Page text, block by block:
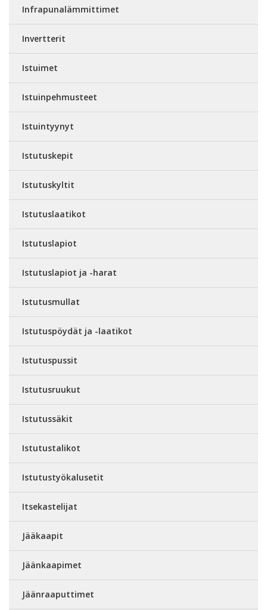
Infrapunalämmittimet
Invertterit
Istuimet
Istuinpehmusteet
Istuintyynyt
Istutuskepit
Istutuskyltit
Istutuslaatikot
Istutuslapiot
Istutuslapiot ja -harat
Istutusmullat
Istutuspöydät ja -laatikot
Istutuspussit
Istutusruukut
Istutussäkit
Istutustalikot
Istutustyökalusetit
Itsekastelijat
Jääkaapit
Jäänkaapimet
Jäänraaputtimet